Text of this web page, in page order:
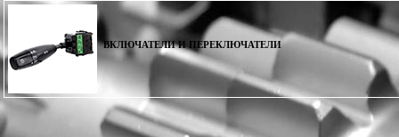
ВКЛЮЧАТЕЛИ И ПЕРЕКЛЮЧАТЕЛИ